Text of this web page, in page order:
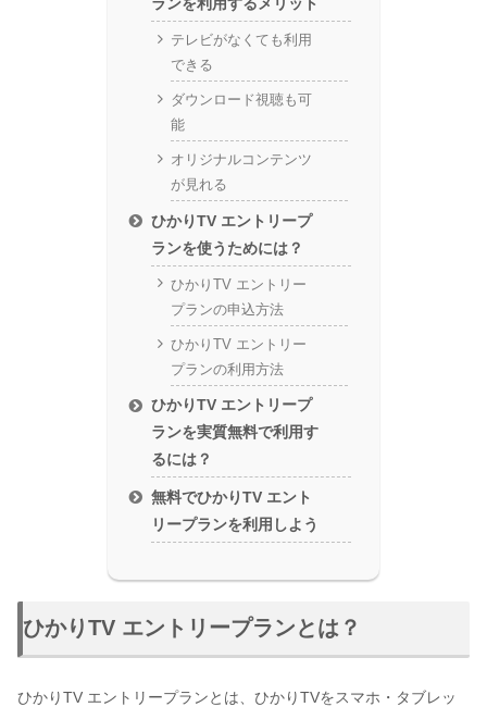
テレビがなくても利用
できる
ダウンロード視聴も可
能
オリジナルコンテンツ
が見れる
ひかりTV エントリープ
ランを使うためには？
ひかりTV エントリー
プランの申込方法
ひかりTV エントリー
プランの利用方法
ひかりTV エントリープ
ランを実質無料で利用す
るには？
無料でひかりTV エント
リープランを利用しよう
ひかりTV エントリープランとは？
ひかりTV エントリープランとは、ひかりTVをスマホ・タブレッ